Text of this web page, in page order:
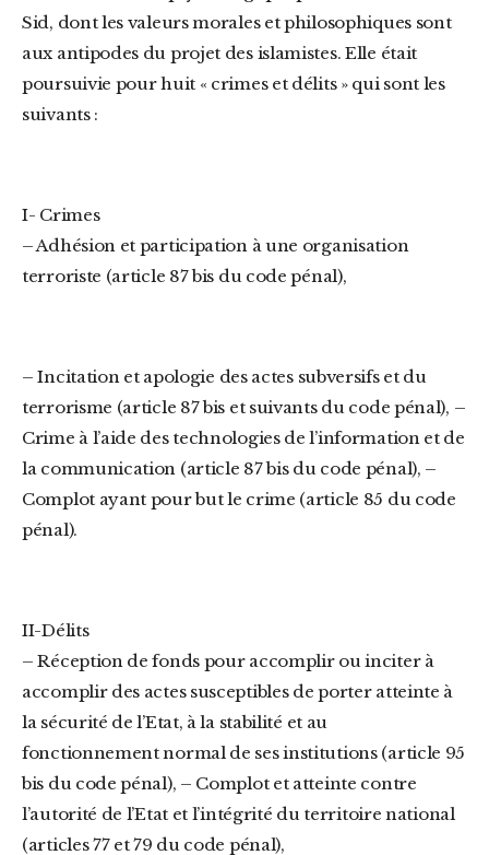
Sid, dont les valeurs morales et philosophiques sont
aux antipodes du projet des islamistes. Elle était
poursuivie pour huit « crimes et délits » qui sont les
suivants :
I- Crimes
– Adhésion et participation à une organisation
terroriste (article 87 bis du code pénal),
– Incitation et apologie des actes subversifs et du
terrorisme (article 87 bis et suivants du code pénal), –
Crime à l’aide des technologies de l’information et de
la communication (article 87 bis du code pénal), –
Complot ayant pour but le crime (article 85 du code
pénal).
II-Délits
– Réception de fonds pour accomplir ou inciter à
accomplir des actes susceptibles de porter atteinte à
la sécurité de l’Etat, à la stabilité et au
fonctionnement normal de ses institutions (article 95
bis du code pénal), – Complot et atteinte contre
l’autorité de l’Etat et l’intégrité du territoire national
(articles 77 et 79 du code pénal),